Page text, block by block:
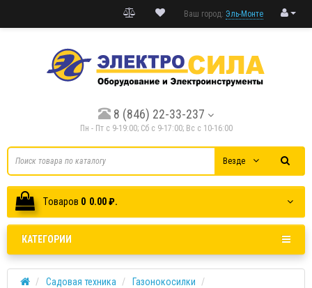
Ваш город: Эль-Монте
8 (846) 22-33-237
Пн - Пт с 9-19:00; Cб с 9-17:00; Вс с 10-16:00
Везде
Tоваров 0 0.00 ₽.
КАТЕГОРИИ
Садовая техника
Газонокосилки